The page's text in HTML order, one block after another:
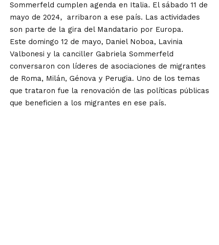
Sommerfeld cumplen agenda en Italia. El sábado 11 de
mayo de 2024, arribaron a ese país. Las actividades
son parte de la gira del Mandatario por Europa.
Este domingo 12 de mayo, Daniel Noboa, Lavinia
Valbonesi y la canciller Gabriela Sommerfeld
conversaron con líderes de asociaciones de migrantes
de Roma, Milán, Génova y Perugia. Uno de los temas
que trataron fue la renovación de las políticas públicas
que beneficien a los migrantes en ese país.